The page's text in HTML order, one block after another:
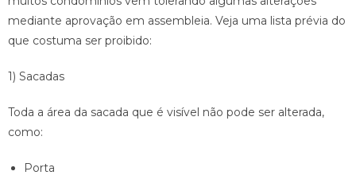
mediante aprovação em assembleia. Veja uma lista prévia do
que costuma ser proibido:
1) Sacadas
Toda a área da sacada que é visível não pode ser alterada,
como:
Porta